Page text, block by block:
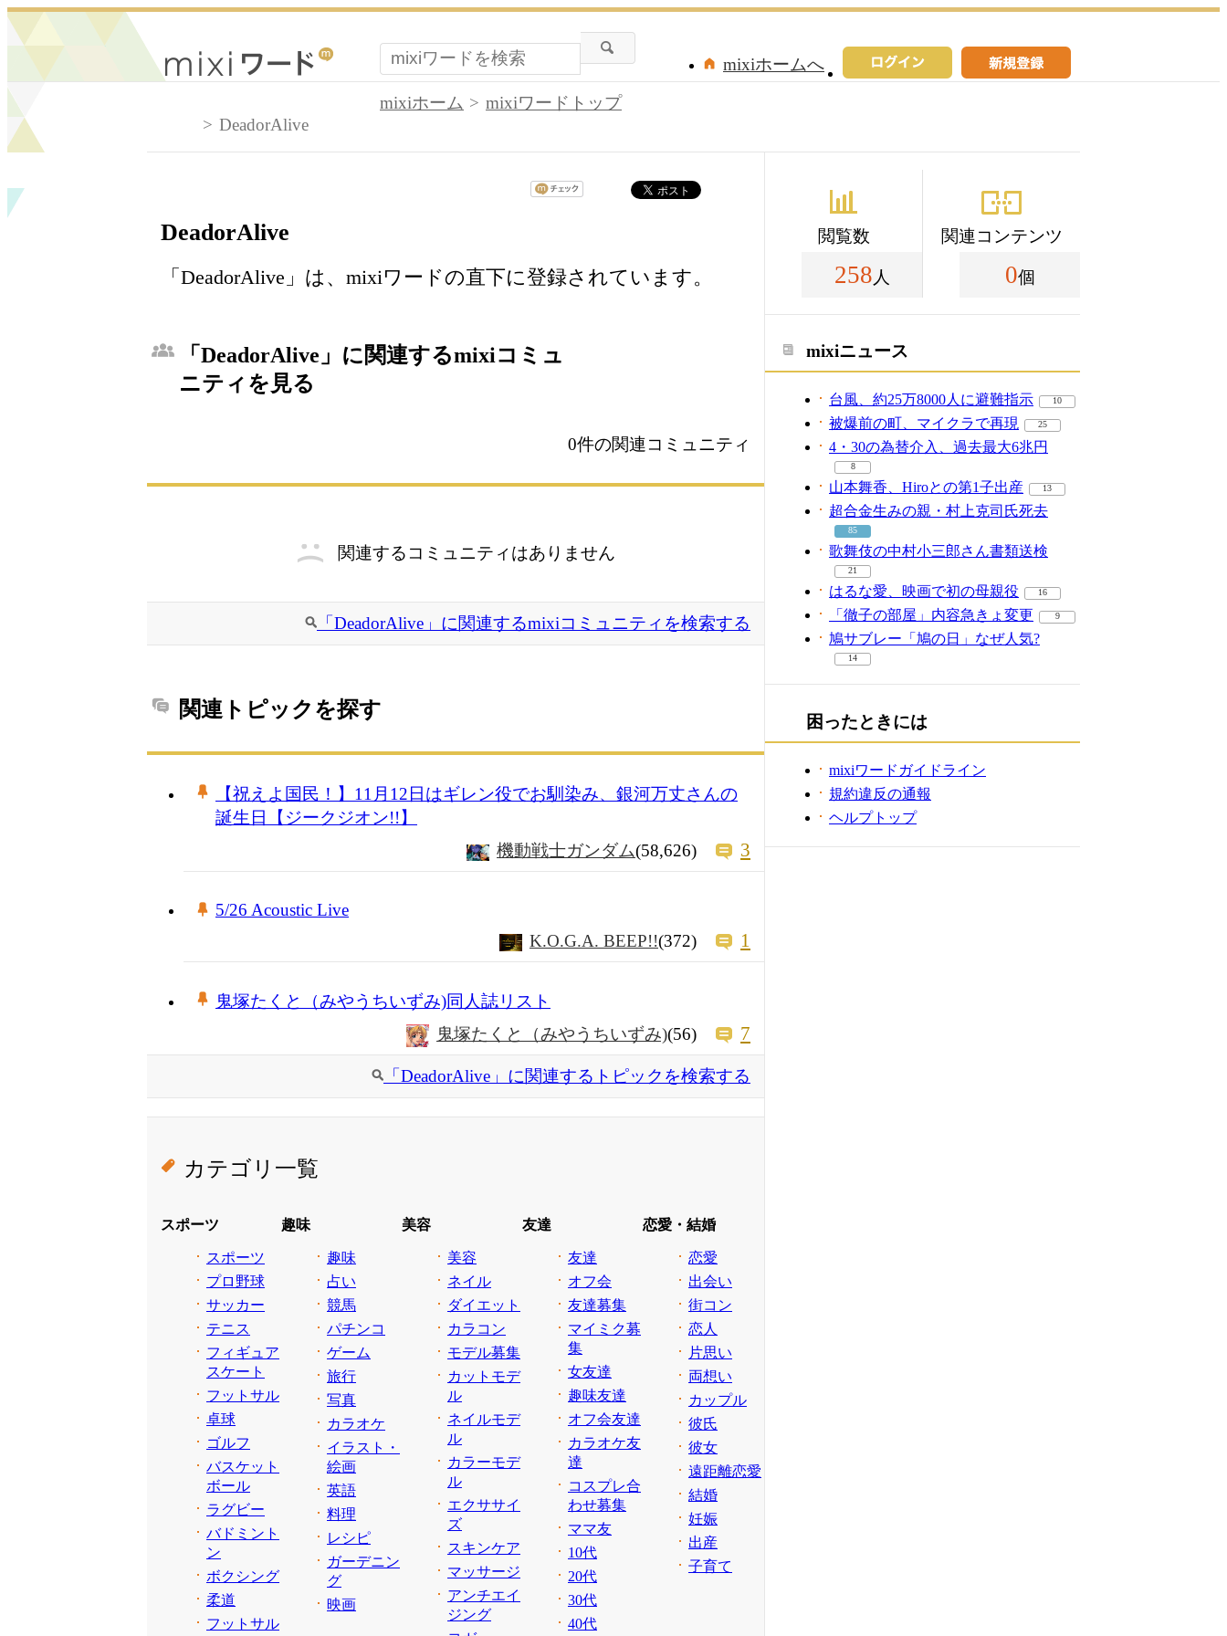
mixiホームへ
mixiホーム
mixiワードトップ
DeadorAlive
DeadorAlive
「DeadorAlive」は、mixiワードの直下に登録されています。
「DeadorAlive」に関連するmixiコミュ
ニティを見る
0件の関連コミュニティ
関連するコミュニティはありません
「DeadorAlive」に関連するmixiコミュニティを検索する
関連トピックを探す
【祝えよ国民！】11月12日はギレン役でお馴染み、銀河万丈さんの
誕生日【ジークジオン!!】
機動戦士ガンダム(58,626) 3
5/26 Acoustic Live
K.O.G.A. BEEP!!(372) 1
鬼塚たくと（みやうちいずみ)同人誌リスト
鬼塚たくと（みやうちいずみ)(56) 7
「DeadorAlive」に関連するトピックを検索する
カテゴリ一覧
スポーツ
スポーツ
プロ野球
サッカー
テニス
フィギュア
スケート
フットサル
卓球
ゴルフ
バスケット
ボール
ラグビー
バドミント
ン
ボクシング
柔道
フットサル
趣味
趣味
占い
競馬
パチンコ
ゲーム
旅行
写真
カラオケ
イラスト・
絵画
英語
料理
レシピ
ガーデニン
グ
映画
美容
美容
ネイル
ダイエット
カラコン
モデル募集
カットモデ
ル
ネイルモデ
ル
カラーモデ
ル
エクササイ
ズ
スキンケア
マッサージ
アンチエイ
ジング
友達
友達
オフ会
友達募集
マイミク募
集
女友達
趣味友達
オフ会友達
カラオケ友
達
コスプレ合
わせ募集
ママ友
10代
20代
30代
40代
恋愛・結婚
恋愛
出会い
街コン
恋人
片思い
両想い
カップル
彼氏
彼女
遠距離恋愛
結婚
妊娠
出産
子育て
閲覧数
258 人
関連コンテンツ
0個
mixiニュース
台風、約25万8000人に避難指示 10
被爆前の町、マイクラで再現 25
4・30の為替介入、過去最大6兆円
8
山本舞香、Hiroとの第1子出産 13
超合金生みの親・村上克司氏死去
85
歌舞伎の中村小三郎さん書類送検
21
はるな愛、映画で初の母親役 16
「徹子の部屋」内容急きょ変更 9
鳩サブレー「鳩の日」なぜ人気?
14
困ったときには
mixiワードガイドライン
規約違反の通報
ヘルプトップ